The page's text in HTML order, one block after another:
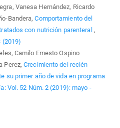
Vanesa Hernández, Ricardo
Bandera,Comportamiento del
con nutrición parenteral ,
(2019)
Camilo Ernesto Ospino
Perez,Crecimiento del recién
su primer año de vida en programa
Vol. 52 Núm. 2 (2019): mayo -